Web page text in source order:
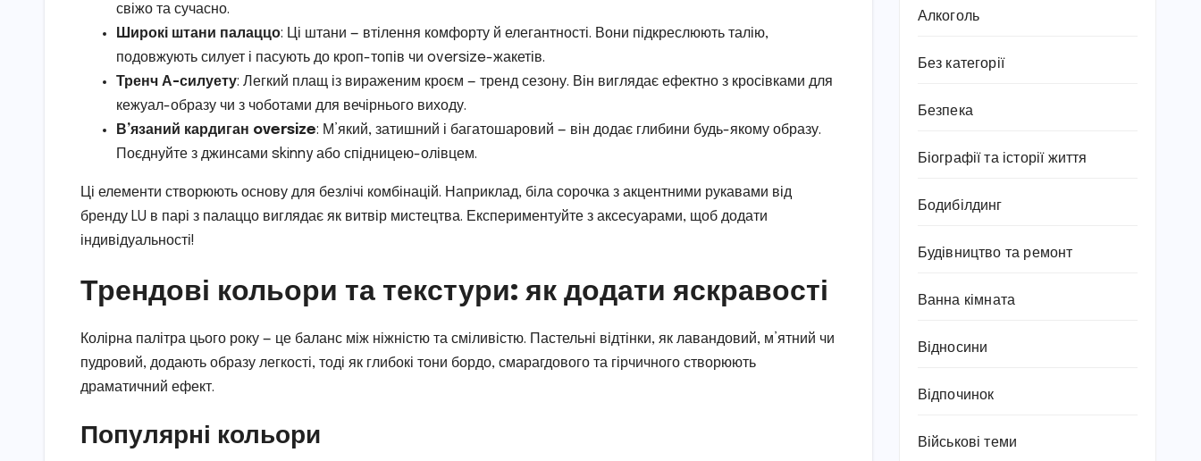
свіжо та сучасно.
Широкі штани палаццо: Ці штани — втілення комфорту й елегантності. Вони підкреслюють талію,
подовжують силует і пасують до кроп-топів чи oversize-жакетів.
Тренч А-силуету: Легкий плащ із вираженим кроєм — тренд сезону. Він виглядає ефектно з кросівками для
кежуал-образу чи з чоботами для вечірнього виходу.
В’язаний кардиган oversize: М’який, затишний і багатошаровий — він додає глибини будь-якому образу.
Поєднуйте з джинсами skinny або спідницею-олівцем.
Ці елементи створюють основу для безлічі комбінацій. Наприклад, біла сорочка з акцентними рукавами від
бренду LU в парі з палаццо виглядає як витвір мистецтва. Експериментуйте з аксесуарами, щоб додати
індивідуальності!
Трендові кольори та текстури: як додати яскравості
Колірна палітра цього року — це баланс між ніжністю та сміливістю. Пастельні відтінки, як лавандовий, м’ятний чи
пудровий, додають образу легкості, тоді як глибокі тони бордо, смарагдового та гірчичного створюють
драматичний ефект.
Популярні кольори
Алкоголь
Без категорії
Безпека
Біографії та історії життя
Бодибілдинг
Будівництво та ремонт
Ванна кімната
Відносини
Відпочинок
Військові теми